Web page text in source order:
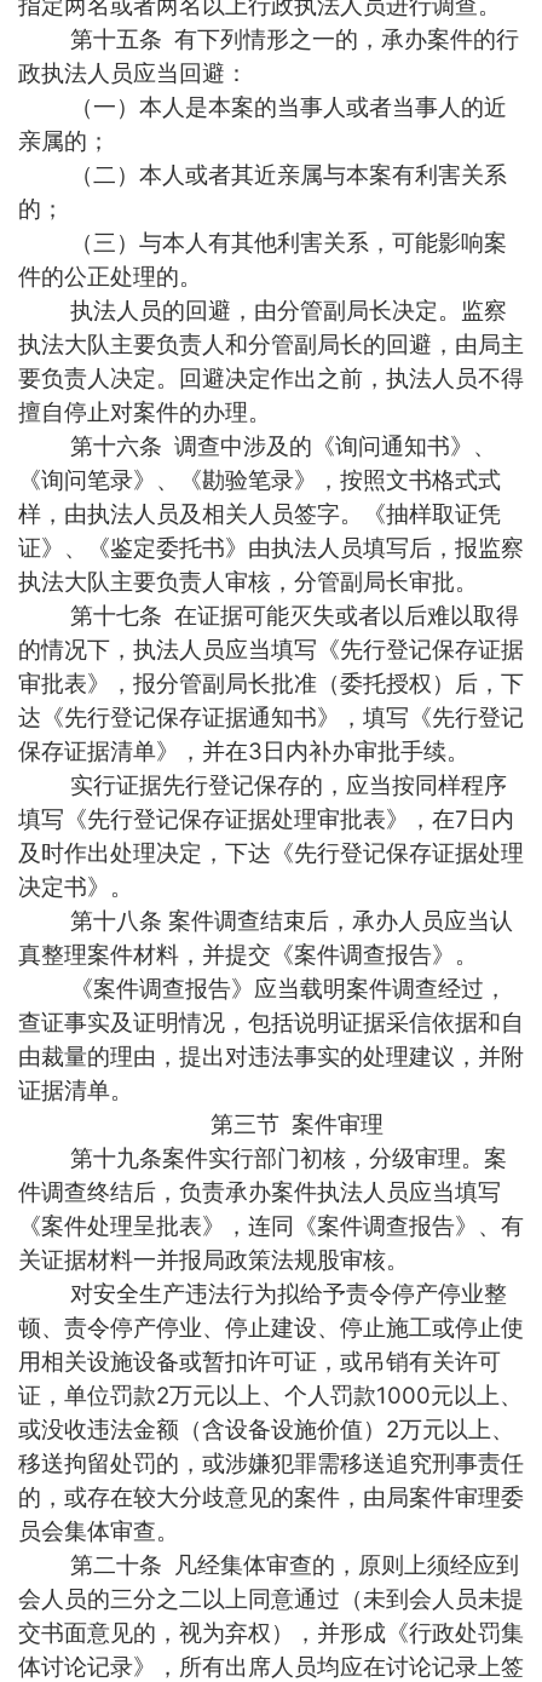
第十五条 有下列情形之一的，承办案件的行
政执法人员应当回避：
（一）本人是本案的当事人或者当事人的近
亲属的；
（二）本人或者其近亲属与本案有利害关系
的；
（三）与本人有其他利害关系，可能影响案
件的公正处理的。
执法人员的回避，由分管副局长决定。监察
执法大队主要负责人和分管副局长的回避，由局主
要负责人决定。回避决定作出之前，执法人员不得
擅自停止对案件的办理。
第十六条 调查中涉及的《询问通知书》、
《询问笔录》、《勘验笔录》，按照文书格式式
样，由执法人员及相关人员签字。《抽样取证凭
证》、《鉴定委托书》由执法人员填写后，报监察
执法大队主要负责人审核，分管副局长审批。
第十七条 在证据可能灭失或者以后难以取得
的情况下，执法人员应当填写《先行登记保存证据
审批表》，报分管副局长批准（委托授权）后，下
达《先行登记保存证据通知书》，填写《先行登记
保存证据清单》，并在3日内补办审批手续。
实行证据先行登记保存的，应当按同样程序
填写《先行登记保存证据处理审批表》，在7日内
及时作出处理决定，下达《先行登记保存证据处理
决定书》。
第十八条 案件调查结束后，承办人员应当认
真整理案件材料，并提交《案件调查报告》。
《案件调查报告》应当载明案件调查经过，
查证事实及证明情况，包括说明证据采信依据和自
由裁量的理由，提出对违法事实的处理建议，并附
证据清单。
第三节 案件审理
第十九条案件实行部门初核，分级审理。案
件调查终结后，负责承办案件执法人员应当填写
《案件处理呈批表》，连同《案件调查报告》、有
关证据材料一并报局政策法规股审核。
对安全生产违法行为拟给予责令停产停业整
顿、责令停产停业、停止建设、停止施工或停止使
用相关设施设备或暂扣许可证，或吊销有关许可
证，单位罚款2万元以上、个人罚款1000元以上、
或没收违法金额（含设备设施价值）2万元以上、
移送拘留处罚的，或涉嫌犯罪需移送追究刑事责任
的，或存在较大分歧意见的案件，由局案件审理委
员会集体审查。
第二十条 凡经集体审查的，原则上须经应到
会人员的三分之二以上同意通过（未到会人员未提
交书面意见的，视为弃权），并形成《行政处罚集
体讨论记录》，所有出席人员均应在讨论记录上签